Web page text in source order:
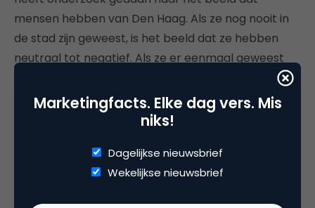
mensen hebben van Den Haag. Als ze nog nooit in
de stad zijn geweest, is het beeld dat ze hebben
neutraal tot negatief. Als ze er eenmaal geweest
zijn, verandert dit beeld naar positief. Om het beeld
van Den Haag te verbeteren,richt het een
strandhuisje regelmatig om tot bloggershuis
uitgenodigd om de stad te ontdekken. Het huisje
wordt voor elke blogger volledig gepersonaliseerd
Marketingfacts. Elke dag vers. Mis
niks!
Dagelijkse nieuwsbrief
Wekelijkse nieuwsbrief